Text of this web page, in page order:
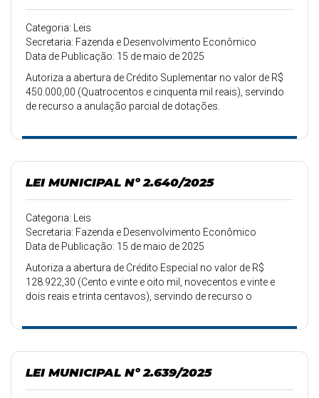
Categoria: Leis
Secretaria: Fazenda e Desenvolvimento Econômico
Data de Publicação: 15 de maio de 2025
Autoriza a abertura de Crédito Suplementar no valor de R$
450.000,00 (Quatrocentos e cinquenta mil reais), servindo
de recurso a anulação parcial de dotações.
LEI MUNICIPAL Nº 2.640/2025
Categoria: Leis
Secretaria: Fazenda e Desenvolvimento Econômico
Data de Publicação: 15 de maio de 2025
Autoriza a abertura de Crédito Especial no valor de R$
128.922,30 (Cento e vinte e oito mil, novecentos e vinte e
dois reais e trinta centavos), servindo de recurso o
LEI MUNICIPAL Nº 2.639/2025